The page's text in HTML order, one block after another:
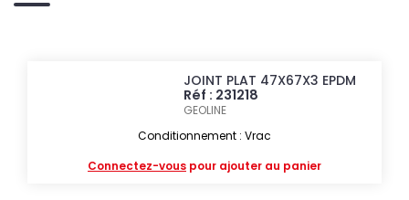
JOINT PLAT 47X67X3 EPDM
Réf : 231218
GEOLINE
Conditionnement : Vrac
Connectez-vous pour ajouter au panier